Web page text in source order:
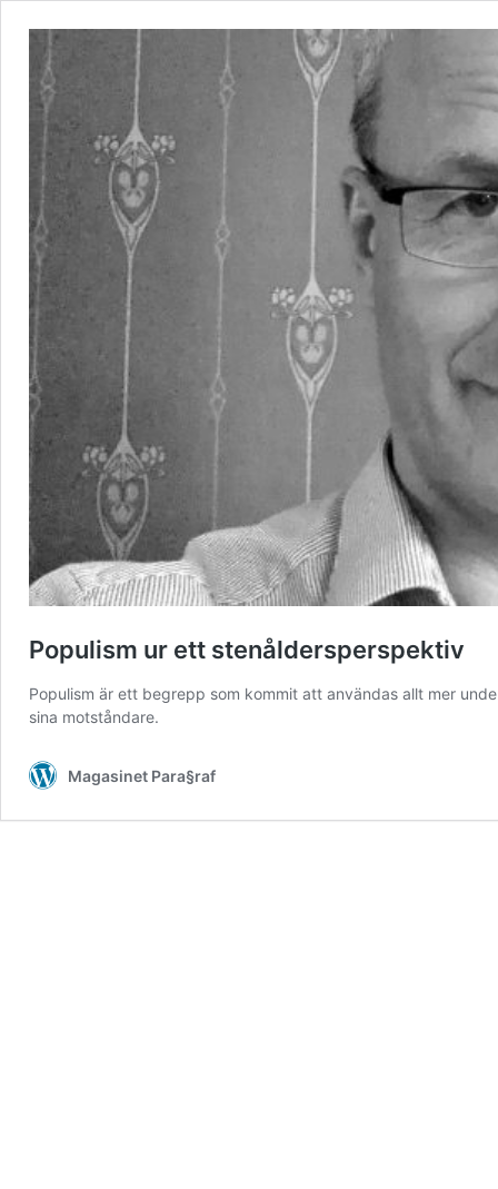
Populism ur ett stenåldersperspektiv
Populism är ett begrepp som kommit att användas allt mer
sina motståndare.
Magasinet Para§raf